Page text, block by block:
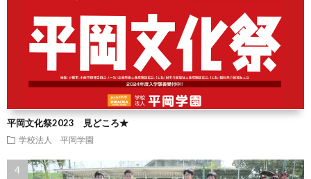
平岡文化祭2023 見どころ★
学校法人 平岡学園